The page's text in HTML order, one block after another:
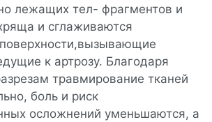
лежащих тел- фрагментов и
и сглаживаются
к артрозу. Благодаря
травмирование тканей
боль и риск
осложнений уменьшаются, а